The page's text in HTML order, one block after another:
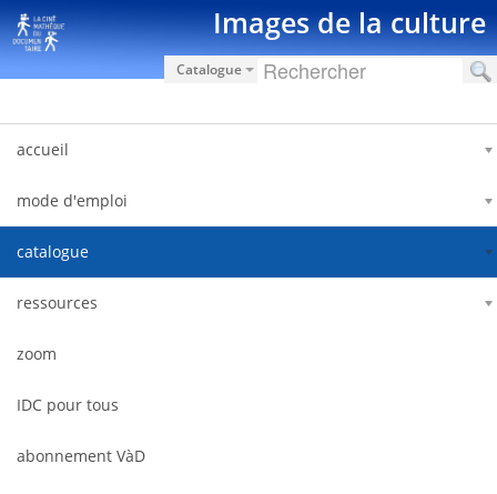
Saut au contenu Images de la culture
Catalogue
accueil
mode d'emploi
catalogue
ressources
zoom
IDC pour tous
abonnement VàD